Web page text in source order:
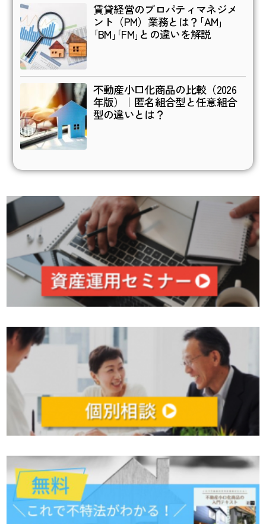
賃貸経営のプロパティマネジメ
ント（PM）業務とは？｢AM｣
｢BM｣｢FM｣との違いを解説
不動産小口化商品の比較（2026
年版）｜匿名組合型と任意組合
型の違いとは？